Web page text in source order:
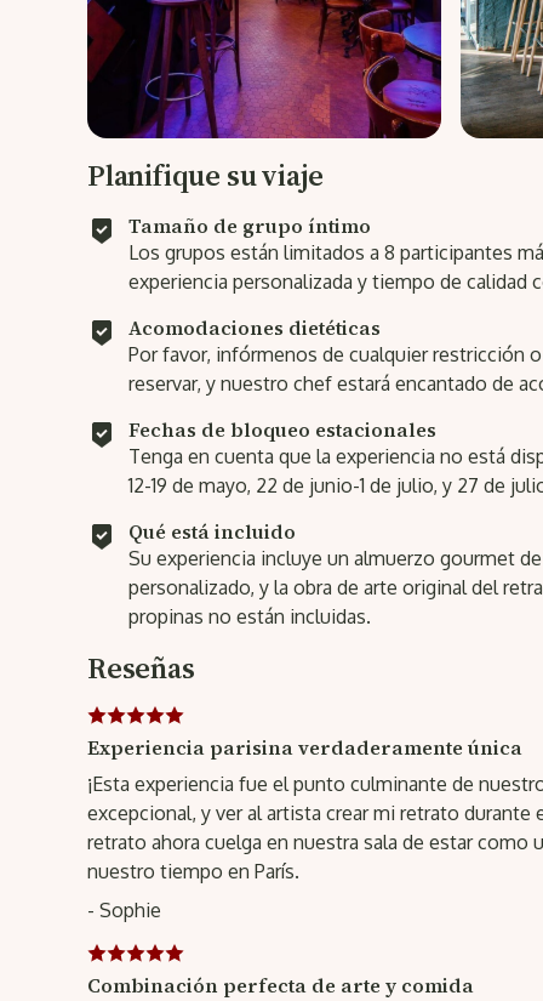
Planifique su viaje
Tamaño de grupo íntimo
Los grupos están limitados a 8 participantes
experiencia personalizada y tiempo de calidad
Acomodaciones dietéticas
Por favor, infórmenos de cualquier restricción
reservar, y nuestro chef estará encantado de
Fechas de bloqueo estacionales
Tenga en cuenta que la experiencia no está
12-19 de mayo, 22 de junio-1 de julio, y 27 de
Qué está incluido
Su experiencia incluye un almuerzo gourmet
personalizado, y la obra de arte original del
propinas no están incluidas.
Reseñas
Experiencia parisina verdaderamente única
¡Esta experiencia fue el punto culminante de
excepcional, y ver al artista crear mi retrato durante
retrato ahora cuelga en nuestra sala de estar como
nuestro tiempo en París.
- Sophie
Combinación perfecta de arte y comida